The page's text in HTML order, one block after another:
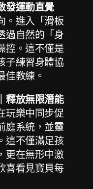
發運動直覺
。進入「滑板
過自然的「身
控。這不僅是
子練習身體協
佳教練。
釋放無限潛能
玩樂中同步促
庭系統，並靈
這不僅滿足孩
更在無形中激
喜看見寶貝每